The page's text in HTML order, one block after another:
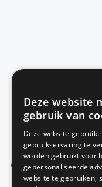
Geen blog artikels
Deze website
gebruik van
Deze website gebruikt
gebruikservaring te
worden gebruikt voor
gepersonaliseerde
website te gebruiken,